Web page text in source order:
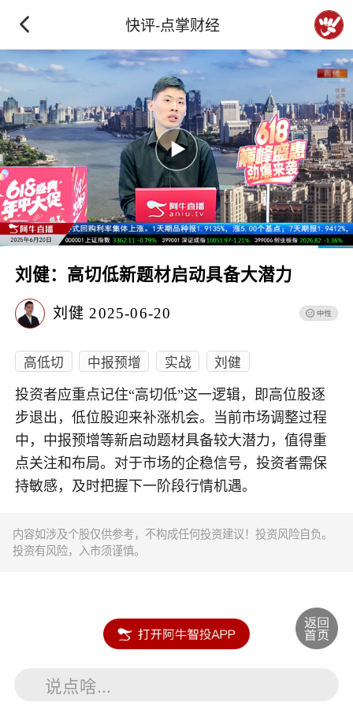
快评-点掌财经
刘健：高切低新题材启动具备大潜力
刘健 2025-06-20
高低切 中报预增 实战 刘健
投资者应重点记住“高切低”这一逻辑，即高位股逐
步退出，低位股迎来补涨机会。当前市场调整过程
中，中报预增等新启动题材具备较大潜力，值得重
点关注和布局。对于市场的企稳信号，投资者需保
持敏感，及时把握下一阶段行情机遇。
内容如涉及个股仅供参考，不构成任何投资建议！投资风险自负。
投资有风险，入市须谨慎。
说点啥...